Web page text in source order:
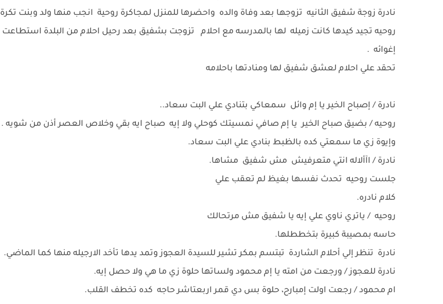
نادرة زوجة شفيق الثانيه تزوجها بعد وفاة والده واحضرها للمنزل لمجاكرة روحية انجب منها ولد وبنت تكرة
روحيه تجيد كيدها كانت زميله لها بالمدرسه مع احلام تزوجت بشفيق بعد رحيل احلام من البلدة استطاعت
إغوائه .
تحقد علي احلام لعشق شفيق لها ومنادتها باحلامه
نادرة / إصباح الخير يا إم وائل سمعاكي بتنادي علي البت سعاد..
روحيه / بضيق صباح الخير يا إم صافي نمسيتك كوحلي ولا إيه صباح ايه بقي وخلاص العصر أذن من شويه .
وإيوة زي ما سمعتي كده بالظبط بنادي علي البت سعاد.
نادرة / اآألاله انتي متعرفيش مش شفيق مشاها.
جلست روحيه تحدث نفسها بغيظ لم تعقب علي
كلام نادره.
روحيه / ياتري ناوي علي إيه يا شفيق مش مرتحالك
حاسه بمصيبة كبيرة بتخططلها.
نادرة تنظر إلي أحلام الشاردة تبتسم بمكر تشير للسيدة العجوز وتمد يدها تأخد الارجيله منها كما الماضي.
نادرة للعجوز / ورجعت من امته يا إم محمود ولساتها حلوة زي ما هي ولا حصل إيه.
ام محمود / رجعت اولت إمبارح، حلوة بس دي قمر اربعتاشر حاجه كده تخطف القلب.